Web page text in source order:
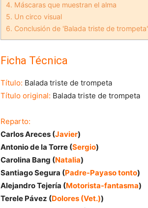
4. Máscaras que muestran el alma
5. Un circo visual
6. Conclusión de 'Balada triste de trompeta'
Ficha Técnica
Título: Balada triste de trompeta
Título original: Balada triste de trompeta
Reparto:
Carlos Areces (Javier)
Antonio de la Torre (Sergio)
Carolina Bang (Natalia)
Santiago Segura (Padre-Payaso tonto)
Alejandro Tejería (Motorista-fantasma)
Terele Pávez (Dolores (Vet.))